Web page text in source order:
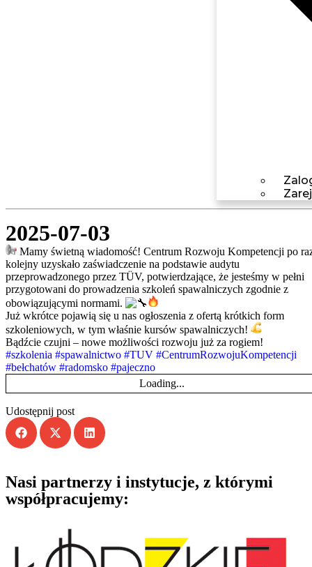
2025-07-03
Mamy świetną wiadomość! Centrum Rozwoju Kompetencji po
kolejny uzyskało zaświadczenie na podstawie audytu
przeprowadzonego przez TÜV, potwierdzające, że jesteśmy w pełni
przygotowani do prowadzenia szkoleń spawalniczych zgodnie z
obowiązującymi normami.
Już wkrótce pojawią się u nas ogłoszenia z ofertą krótkich form
szkoleniowych, w tym właśnie kursów spawalniczych!
Bądźcie czujni – nowe możliwości rozwoju już za rogiem!
#szkolenia #spawalnictwo #TUV #CentrumRozwojuKompetencji
#bełchatów #radomsko #pajeczno
Loading...
Udostępnij post
Nasi partnerzy i instytucje, z którymi
współpracujemy: